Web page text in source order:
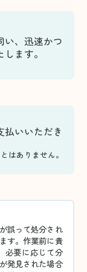
い、迅速かつ
ます。
いいただき
はありません。
誤って処分され
す。作業前に貴
必要に応じて分
発見された場合